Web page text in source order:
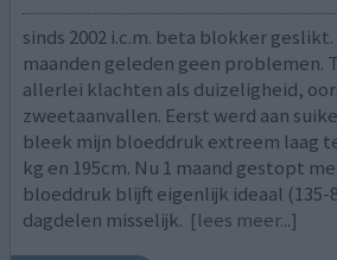
sinds 2002 i.c.m. beta blokker
maanden geleden geen problemen.
allerlei klachten als duizeligheid,
zweetaanvallen. Eerst werd aan
bleek mijn bloeddruk extreem laag
kg en 195cm. Nu 1 maand gestopt
bloeddruk blijft eigenlijk ideaal (135-
dagdelen misselijk. [lees meer...]